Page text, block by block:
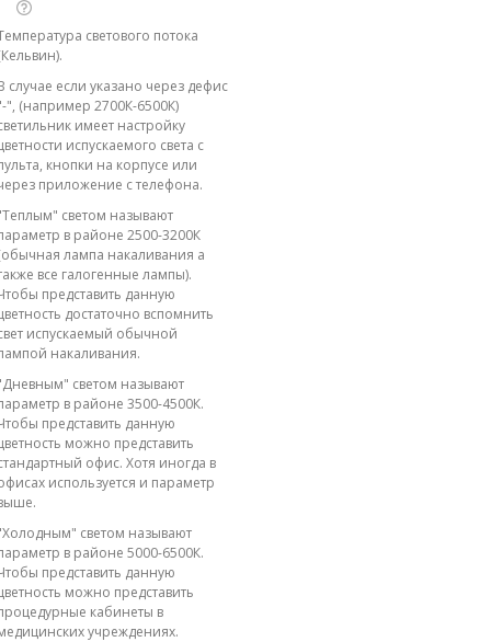
светового потока
случае если указано через дефис
", (например 2700К-6500К)
имеет настройку
испускаемого света с
кнопки на корпусе или
приложение с телефона.
светом называют
в районе 2500-3200К
лампа накаливания а
все галогенные лампы).
представить данную
достаточно вспомнить
испускаемый обычной
накаливания.
светом называют
в районе 3500-4500К.
представить данную
можно представить
офис. Хотя иногда в
используется и параметр
светом называют
в районе 5000-6500К.
представить данную
можно представить
кабинеты в
учреждениях.